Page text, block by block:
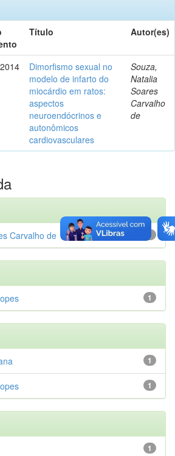
Título Autor(es)
Dimorfismo sexual no
modelo de infarto do
miocárdio em ratos:
aspectos
neuroendócrinos e
autonômicos
cardiovasculares
Souza,
Natalia
Soares
Carvalho
de
1
Carvalho de
1
1
1
1